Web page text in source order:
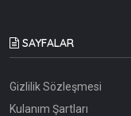
SAYFALAR
Gizlilik Sözleşmesi
Kulanım Şartları